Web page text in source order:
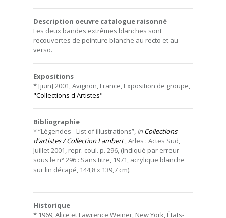
Description oeuvre catalogue raisonné
Les deux bandes extrêmes blanches sont
recouvertes de peinture blanche au recto et au
verso.
Expositions
* [juin] 2001, Avignon, France, Exposition de groupe,
"Collections d'Artistes"
Bibliographie
* “Légendes - List of illustrations”, in Collections
d'artistes / Collection Lambert, Arles : Actes Sud,
Juillet 2001, repr. coul. p. 296, (indiqué par erreur
sous le n° 296 : Sans titre, 1971, acrylique blanche
sur lin décapé, 144,8 x 139,7 cm).
Historique
* 1969, Alice et Lawrence Weiner, New York, États-